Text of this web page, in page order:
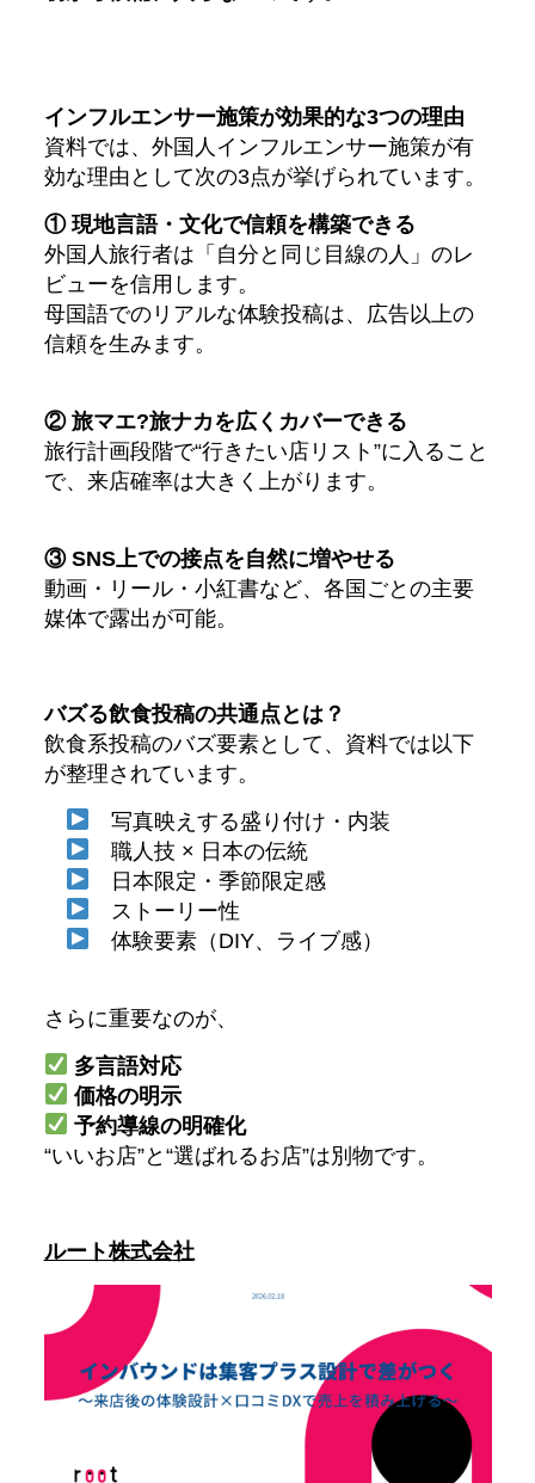
インフルエンサー施策が効果的な3つの理由
資料では、外国人インフルエンサー施策が有
効な理由として次の3点が挙げられています。
① 現地言語・文化で信頼を構築できる
外国人旅行者は「自分と同じ目線の人」のレ
ビューを信用します。
母国語でのリアルな体験投稿は、広告以上の
信頼を生みます。
② 旅マエ?旅ナカを広くカバーできる
旅行計画段階で“行きたい店リスト”に入ること
で、来店確率は大きく上がります。
③ SNS上での接点を自然に増やせる
動画・リール・小紅書など、各国ごとの主要
媒体で露出が可能。
バズる飲食投稿の共通点とは？
飲食系投稿のバズ要素として、資料では以下
が整理されています。
写真映えする盛り付け・内装
職人技 × 日本の伝統
日本限定・季節限定感
ストーリー性
体験要素（DIY、ライブ感）
さらに重要なのが、
多言語対応
価格の明示
予約導線の明確化
“いいお店”と“選ばれるお店”は別物です。
ルート株式会社